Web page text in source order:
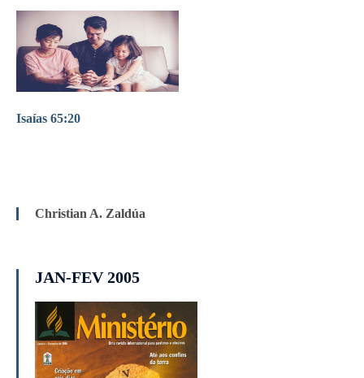
Isaías 65:20
Christian A. Zaldúa
JAN-FEV 2005